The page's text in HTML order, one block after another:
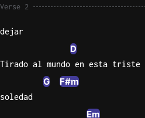
Verse 2
dejar
D
Tirado al mundo en esta triste
G F#m
soledad
Em